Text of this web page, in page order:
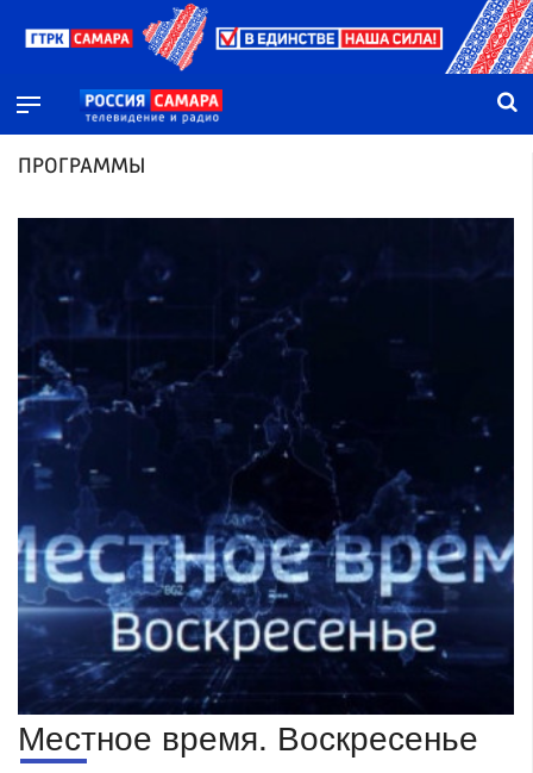
ПРОГРАММЫ
Местное время. Воскресенье